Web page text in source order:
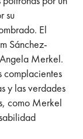
su
El
Sánchez-
Merkel.
complacientes
y las verdades
como Merkel